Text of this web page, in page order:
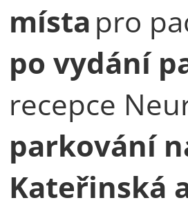
místapro
po vydání
recepce
parkování
Kateřinská